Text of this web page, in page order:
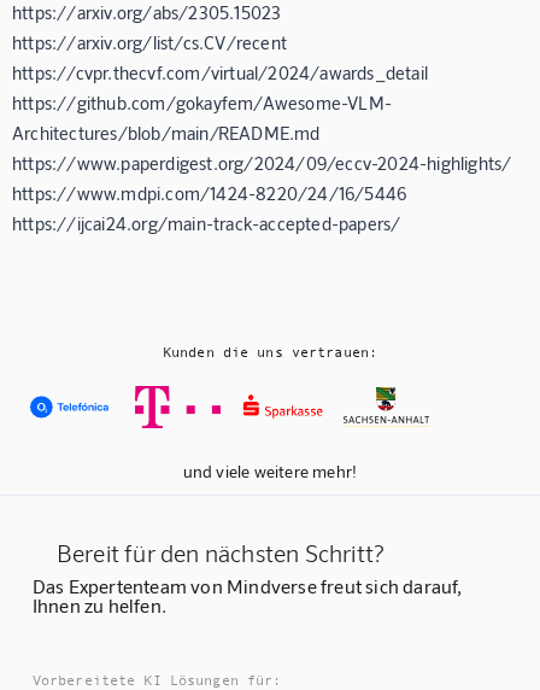
https://arxiv.org/abs/2305.15023
https://arxiv.org/list/cs.CV/recent
https://cvpr.thecvf.com/virtual/2024/awards_detail
https://github.com/gokayfem/Awesome-VLM-
Architectures/blob/main/README.md
https://www.paperdigest.org/2024/09/eccv-2024-highlights/
https://www.mdpi.com/1424-8220/24/16/5446
https://ijcai24.org/main-track-accepted-papers/
Kunden die uns vertrauen:
und viele weitere mehr!
Bereit für den nächsten Schritt?
Das Expertenteam von Mindverse freut sich darauf,
Ihnen zu helfen.
Vorbereitete KI Lösungen für: